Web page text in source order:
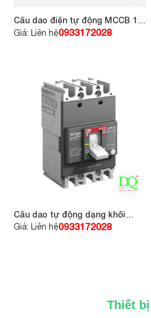
Cầu dao điện tự động MCCB 1P
63A 18KA ABB
Giá: Liên hệ0933172028
Cầu dao tự động dạng khối
MCCB ABB A2N 3P 160A 36kA
Giá: Liên hệ0933172028
Thiết